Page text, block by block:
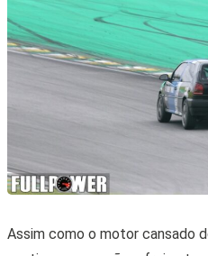
Assim como o motor cansado